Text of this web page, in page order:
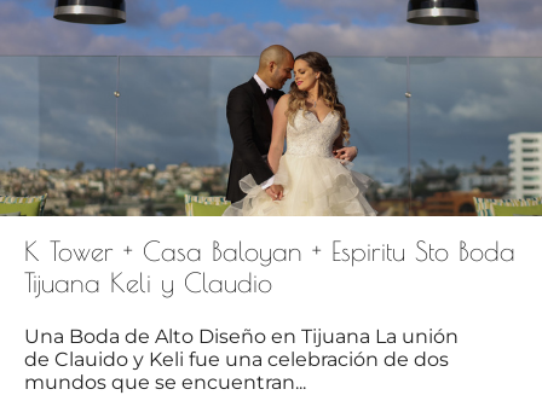
K Tower + Casa Baloyan + Espiritu Sto Boda
Tijuana Keli y Claudio
Una Boda de Alto Diseño en Tijuana La unión
de Clauido y Keli fue una celebración de dos
mundos que se encuentran...